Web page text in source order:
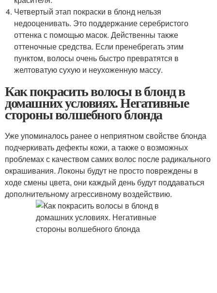
Четвертый этап покраски в блонд нельзя
недооценивать. Это поддержание серебристого
оттенка с помощью масок. Действенны также
оттеночные средства. Если пренебрегать этим
пунктом, волосы очень быстро превратятся в
желтоватую сухую и неухоженную массу.
Как покрасить волосы в блонд в
домашних условиях. Негативные
стороны волшебного блонда
Уже упоминалось ранее о неприятном свойстве блонда
подчеркивать дефекты кожи, а также о возможных
проблемах с качеством самих волос после радикального
окрашивания. Локоны будут не просто повреждены в
ходе смены цвета, они каждый день будут поддаваться
дополнительному агрессивному воздействию.